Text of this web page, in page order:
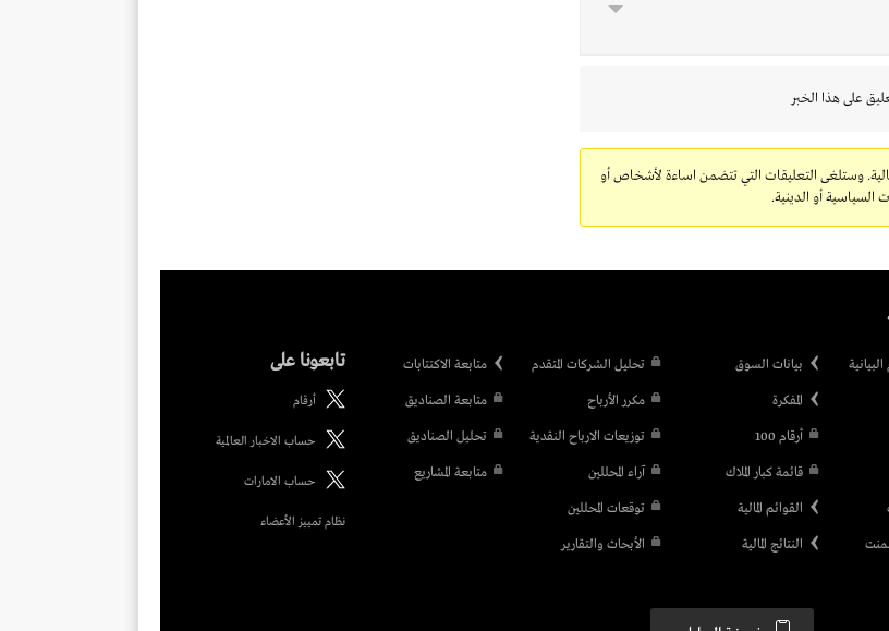
على هذا الخبر
وستلغى التعليقات التي تتضمن اساءة لأشخاص أو
أو الدينية.
بيانات السوق
المفكرة
أرقام 100
قائمة كبار الملاك
القوائم المالية
النتائج المالية
تحليل الشركات المتقدم
مكرر الأرباح
توزيعات الارباح النقدية
آراء المحللين
توقعات المحللين
الأبحاث والتقارير
متابعة الاكتتابات
متابعة الصناديق
تحليل الصناديق
متابعة المشاريع
تابعونا على
أرقام
حساب الاخبار العالمية
حساب الامارات
نظام تمييز الأعضاء